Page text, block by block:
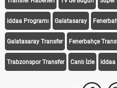
Transfer Haberleri TV'de Bugün Süper
iddaa Programı Galatasaray
Galatasaray Transfer Fenerbahçe
Trabzonspor Transfer Canlı İzle iddaa